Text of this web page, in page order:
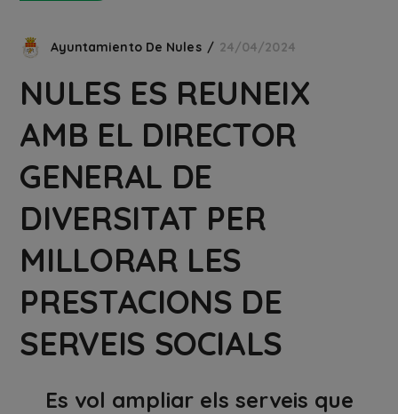
Ayuntamiento De Nules 24/04/2024
NULES ES REUNEIX
AMB EL DIRECTOR
GENERAL DE
DIVERSITAT PER
MILLORAR LES
PRESTACIONS DE
SERVEIS SOCIALS
Es vol ampliar els serveis que